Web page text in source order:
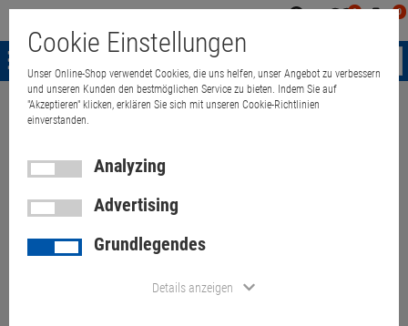
0 0
Menü
Weiter einkaufen
Dell LA130PM121 Netzteil
19,5V 6,7A 130W für E6530
E6540 7,5mm
Cookie Einstellungen
Unser Online-Shop verwendet Cookies, die uns helfen, unser Angebot zu verbessern
und unseren Kunden den bestmöglichen Service zu bieten. Indem Sie auf
"Akzeptieren" klicken, erklären Sie sich mit unseren Cookie-Richtlinien
einverstanden.
Analyzing
Advertising
Grundlegendes
Details anzeigen